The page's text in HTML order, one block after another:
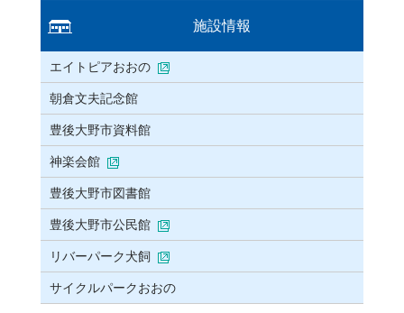
施設情報
エイトピアおおの
朝倉文夫記念館
豊後大野市資料館
神楽会館
豊後大野市図書館
豊後大野市公民館
リバーパーク犬飼
サイクルパークおおの